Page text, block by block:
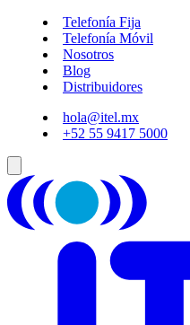
Telefonía Fija
Telefonía Móvil
Nosotros
Blog
Distribuidores
hola@itel.mx
+52 55 9417 5000